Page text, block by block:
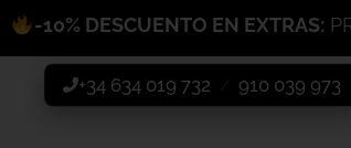
-10% DESCUENTO EN EXTRAS:
+34 634 019 732 910 039 973